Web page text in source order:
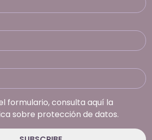
formulario, consulta aquí la
sobre protección de datos.